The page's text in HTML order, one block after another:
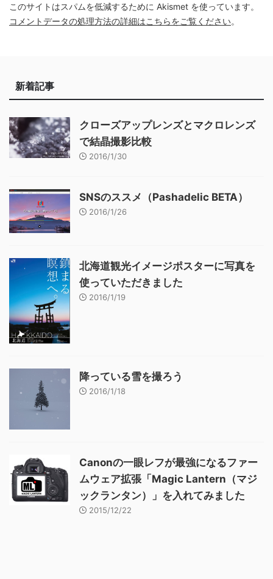
このサイトはスパムを低減するために Akismet を使っています。
コメントデータの処理方法の詳細はこちらをご覧ください。
新着記事
クローズアップレンズとマクロレンズ
で結晶撮影比較
2016/1/30
SNSのススメ（Pashadelic BETA）
2016/1/26
北海道観光イメージポスターに写真を
使っていただきました
2016/1/19
降っている雪を撮ろう
2016/1/18
Canonの一眼レフが最強になるファー
ムウェア拡張「Magic Lantern（マジ
ックランタン）」を入れてみました
2015/12/22